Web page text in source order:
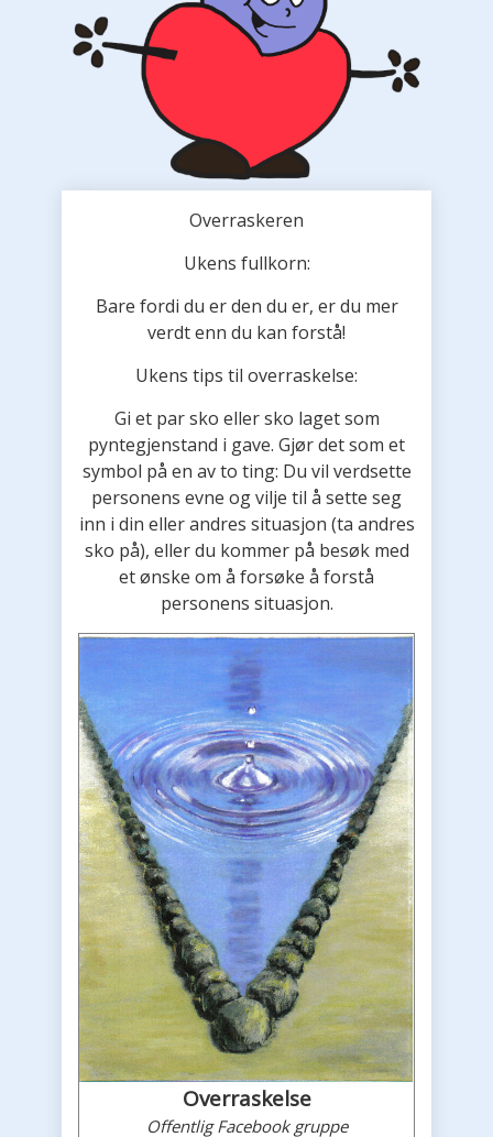
Overraskeren
Ukens fullkorn:
Bare fordi du er den du er, er du mer
verdt enn du kan forstå!
Ukens tips til overraskelse:
Gi et par sko eller sko laget som
pyntegjenstand i gave. Gjør det som et
symbol på en av to ting: Du vil verdsette
personens evne og vilje til å sette seg
inn i din eller andres situasjon (ta andres
sko på), eller du kommer på besøk med
et ønske om å forsøke å forstå
personens situasjon.
Overraskelse
Offentlig Facebook gruppe